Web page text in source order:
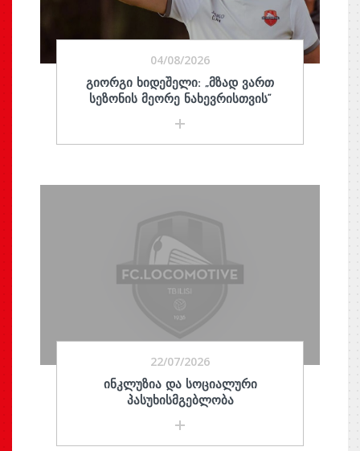
04/08/2026
ᲒᲘᲝᲠᲒᲘ ᲮᲘᲓᲔᲨᲔᲚᲘ: „ᲛᲖᲐᲓ ᲕᲐᲠᲗ
ᲡᲔᲖᲝᲜᲘᲡ ᲛᲔᲝᲠᲔ ᲜᲐᲮᲔᲕᲠᲘᲡᲗᲕᲘᲡ“
22/07/2026
ᲘᲜᲙᲚᲣᲖᲘᲐ ᲓᲐ ᲡᲝᲪᲘᲐᲚᲣᲠᲘ
ᲞᲐᲡᲣᲮᲘᲡᲛᲒᲔᲑᲚᲝᲑᲐ